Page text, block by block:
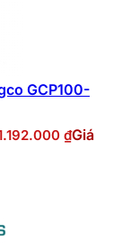
GCP100-
₫Giá